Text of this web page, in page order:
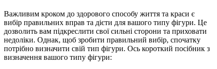
Важливим кроком до здорового способу життя та краси є
вибір правильних вправ та дієти для вашого типу фігури. Це
дозволить вам підкреслити свої сильні сторони та приховати
недоліки. Однак, щоб зробити правильний вибір, спочатку
потрібно визначити свій тип фігури. Ось короткий посібник з
визначення вашого типу фігури: